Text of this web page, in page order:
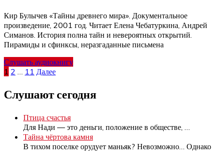
Кир Булычев «Тайны древнего мира». Документальное
произведение, 2001 год. Читает Елена Чебатуркина, Андрей
Симанов. История полна тайн и невероятных открытий.
Пирамиды и сфинксы, неразгаданные письмена
Слушать аудиокнигу
Пагинация
записей
1 2 11 Далее
Слушают сегодня
Птица счастья
Для Нади — это деньги, положение в обществе,
Тайна чёртова камня
В тихом поселке орудует маньяк? Невозможно… Однако